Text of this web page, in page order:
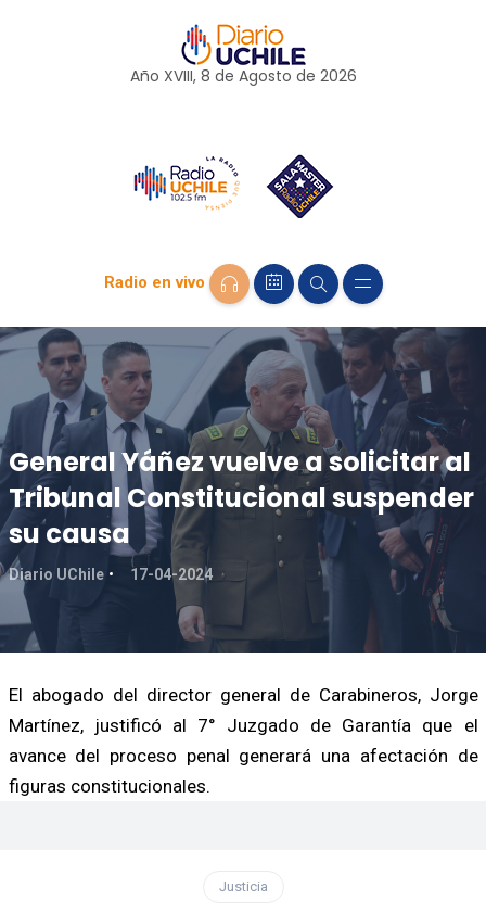
Año XVIII, 8 de Agosto de 2026
Radio en vivo
General Yáñez vuelve a solicitar al
Tribunal Constitucional suspender
su causa
Diario UChile 17-04-2024
El abogado del director general de Carabineros, Jorge
Martínez, justificó al 7° Juzgado de Garantía que el
avance del proceso penal generará una afectación de
figuras constitucionales.
Justicia